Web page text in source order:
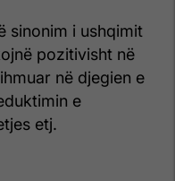
sinonim i ushqimit
pozitivisht në
në djegien e
e
etj.